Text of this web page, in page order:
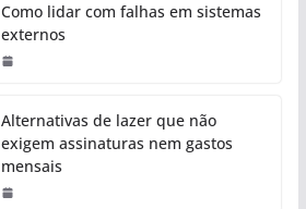
Como lidar com falhas em sistemas
externos
Alternativas de lazer que não
exigem assinaturas nem gastos
mensais